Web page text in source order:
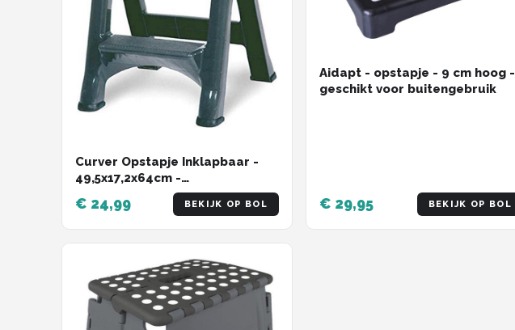
Curver Opstapje Inklapbaar -
49,5x17,2x64cm -
€ 24,99 BEKIJK OP BOL
Aidapt - opstapje - 9 cm hoog -
geschikt voor buitengebruik
€ 29,95 BEKIJK OP BOL